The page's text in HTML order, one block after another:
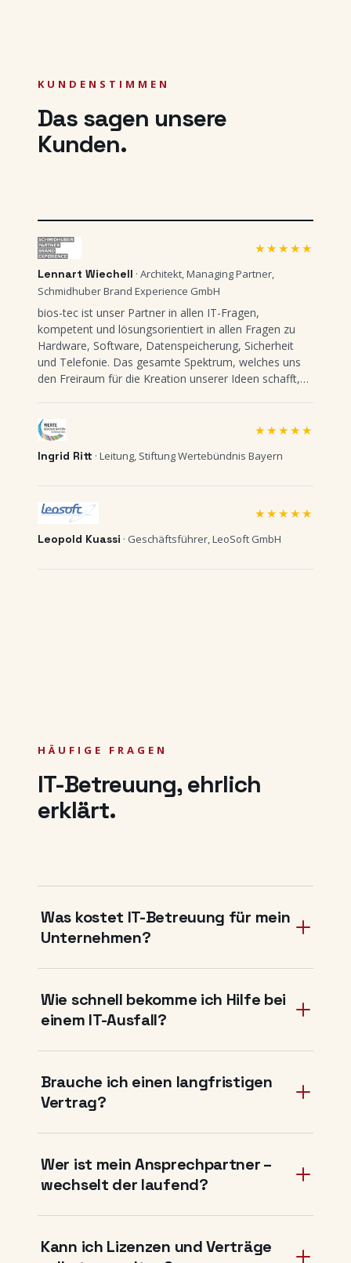
KUNDENSTIMMEN
Das sagen unsere
Kunden.
★★★★★
Lennart Wiechell · Architekt, Managing Partner,
Schmidhuber Brand Experience GmbH
bios-tec ist unser Partner in allen IT-Fragen,
kompetent und lösungsorientiert in allen Fragen zu
Hardware, Software, Datenspeicherung, Sicherheit
und Telefonie. Das gesamte Spektrum, welches uns
den Freiraum für die Kreation unserer Ideen schafft,
ist gut, einen solchen Partner auch noch in der
Nachbarschaft zu haben.
★★★★★
Ingrid Ritt · Leitung, Stiftung Wertebündnis Bayern
★★★★★
Leopold Kuassi · Geschäftsführer, LeoSoft GmbH
HÄUFIGE FRAGEN
IT-Betreuung, ehrlich
erklärt.
Was kostet IT-Betreuung für mein
Unternehmen?
Wie schnell bekomme ich Hilfe bei
einem IT-Ausfall?
Brauche ich einen langfristigen
Vertrag?
Wer ist mein Ansprechpartner –
wechselt der laufend?
Kann ich Lizenzen und Verträge